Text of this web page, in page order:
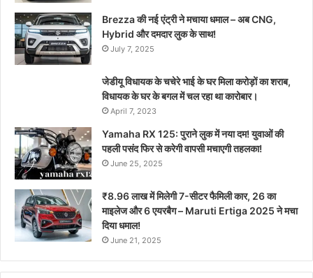
Brezza की नई एंट्री ने मचाया धमाल – अब CNG,
Hybrid और दमदार लुक के साथ!
July 7, 2025
जेडीयू विधायक के चचेरे भाई के घर मिला करोड़ों का शराब,
विधायक के घर के बगल में चल रहा था कारोबार।
April 7, 2023
Yamaha RX 125: पुराने लुक में नया दम! युवाओं की
पहली पसंद फिर से करेगी वापसी मचाएगी तहलका!
June 25, 2025
₹8.96 लाख में मिलेगी 7-सीटर फैमिली कार, 26 का
माइलेज और 6 एयरबैग – Maruti Ertiga 2025 ने मचा
दिया धमाल!
June 21, 2025